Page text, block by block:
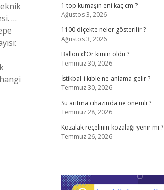
…
1 top kumaşın eni kaç cm ?
Ağustos 3, 2026
1100 ölçekte neler gösterilir ?
Ağustos 3, 2026
Ballon d’Or kimin oldu ?
Temmuz 30, 2026
İstikbal-i kıble ne anlama gelir ?
Temmuz 30, 2026
Su arıtma cihazında ne önemli ?
Temmuz 28, 2026
Kozalak reçelinin kozalağı yenir mi ?
Temmuz 26, 2026